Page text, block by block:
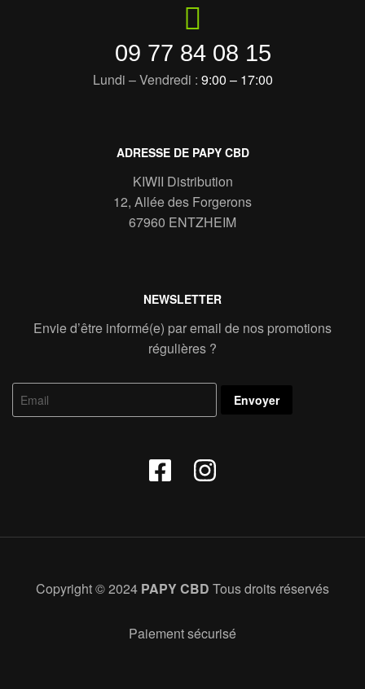
09 77 84 08 15
Lundi – Vendredi : 9:00 – 17:00
ADRESSE DE PAPY CBD
KIWII Distribution
12, Allée des Forgerons
67960 ENTZHEIM
NEWSLETTER
Envie d’être informé(e) par email de nos promotions
régulières ?
Copyright © 2024 PAPY CBD Tous droits réservés
Paiement sécurisé